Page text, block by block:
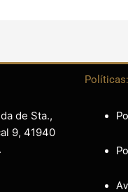
de Sta.,
9, 41940
Políticas: